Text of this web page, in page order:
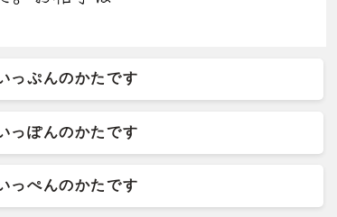
っぷんのかたです
っぽんのかたです
っぺんのかたです